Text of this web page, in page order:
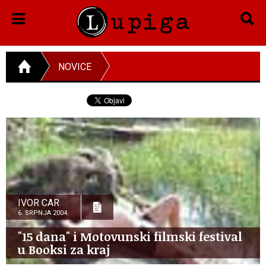
NOVICE
IVOR CAR
6. SRPNJA 2004.
"15 dana" i Motovunski filmski festival
u Booksi za kraj